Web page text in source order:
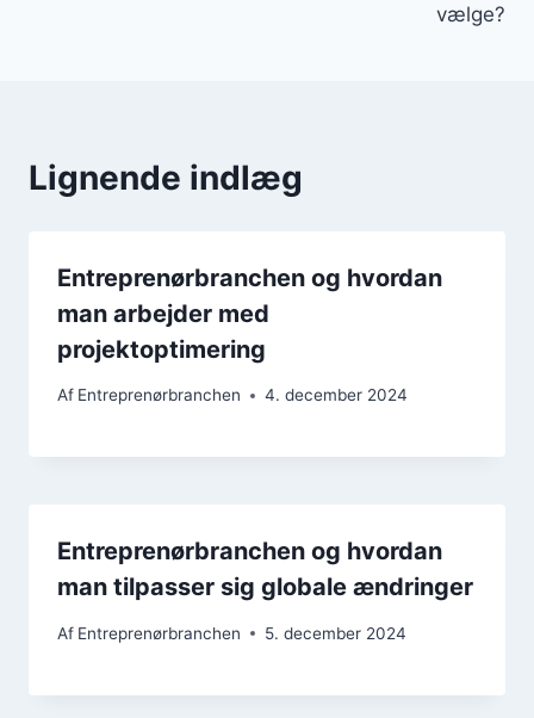
vælge?
Lignende indlæg
Entreprenørbranchen og hvordan
man arbejder med
projektoptimering
Af Entreprenørbranchen 4. december 2024
Entreprenørbranchen og hvordan
man tilpasser sig globale ændringer
Af Entreprenørbranchen 5. december 2024